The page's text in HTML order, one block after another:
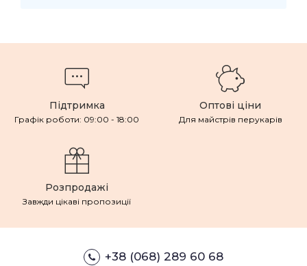
Підтримка
Графік роботи: 09:00 - 18:00
Оптові ціни
Для майстрів перукарів
Розпродажі
Завжди цікаві пропозиції
+38 (068) 289 60 68